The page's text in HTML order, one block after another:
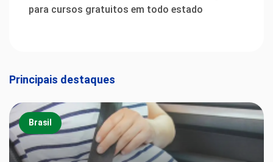
para cursos gratuitos em todo estado
Principais destaques
Brasil